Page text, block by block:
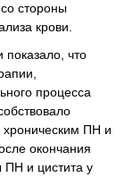
стороны
крови.
что
процесса
хроническим ПН и
окончания
ПН и цистита у